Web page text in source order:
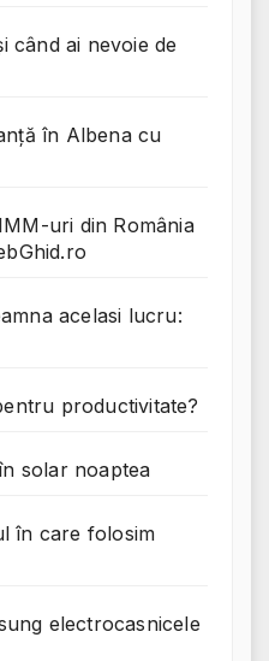
când ai nevoie de
în Albena cu
uri din România
acelasi lucru:
productivitate?
solar noaptea
în care folosim
electrocasnicele